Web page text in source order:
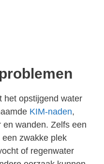
het opstijgend water
KIM-naden,
wanden. Zelfs een
zwakke plek
of regenwater